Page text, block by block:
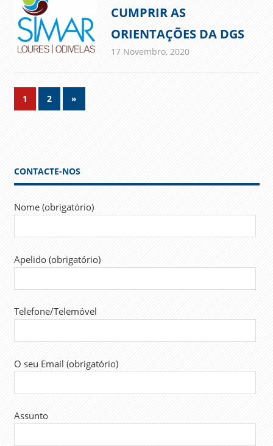
CUMPRIR AS
ORIENTAÇÕES DA DGS
17 Novembro, 2020
Navegação
1 2
Next
Posts
»
CONTACTE-NOS
Nome (obrigatório)
Apelido (obrigatório)
Telefone/Telemóvel
O seu Email (obrigatório)
Assunto